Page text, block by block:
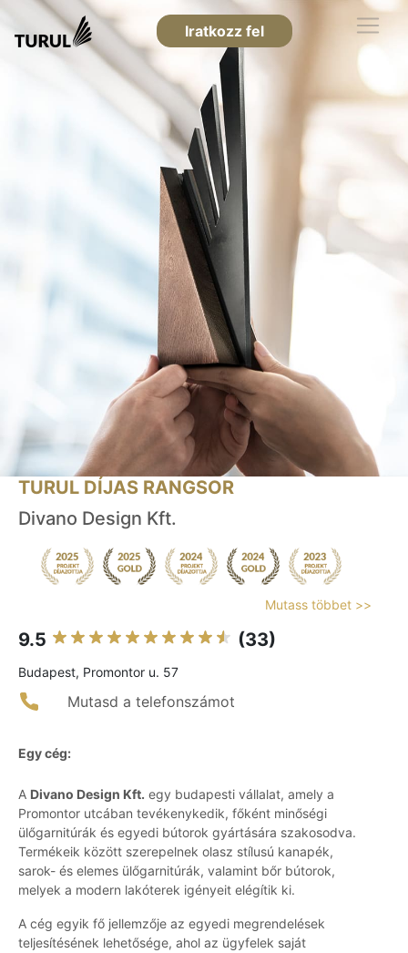
Iratkozz fel
TURUL DÍJAS RANGSOR
Divano Design Kft.
Mutass többet >>
9.5 (33)
Budapest, Promontor u. 57
Mutasd a telefonszámot
Egy cég:
A Divano Design Kft. egy budapesti vállalat, amely a
Promontor utcában tevékenykedik, főként minőségi
ülőgarnitúrák és egyedi bútorok gyártására szakosodva.
Termékeik között szerepelnek olasz stílusú kanapék,
sarok- és elemes ülőgarnitúrák, valamint bőr bútorok,
melyek a modern lakóterek igényeit elégítik ki.
A cég egyik fő jellemzője az egyedi megrendelések
teljesítésének lehetősége, ahol az ügyfelek saját